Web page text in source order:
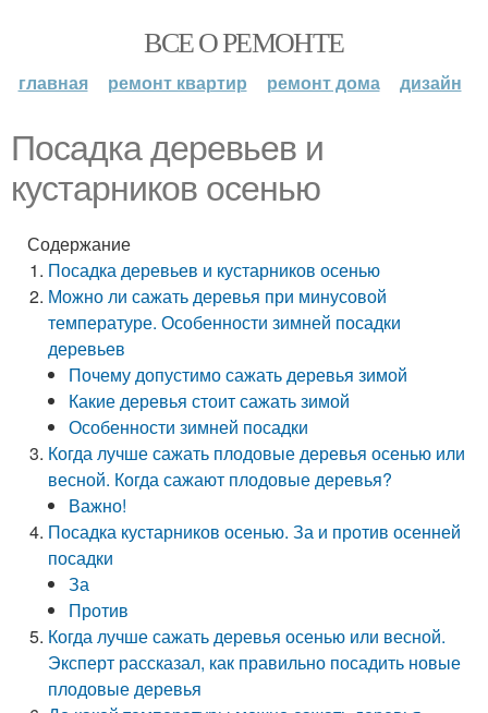
ВСЕ О РЕМОНТЕ
главная ремонт квартир ремонт дома дизайн
Посадка деревьев и
кустарников осенью
Содержание
Посадка деревьев и кустарников осенью
Можно ли сажать деревья при минусовой
температуре. Особенности зимней посадки
деревьев
Почему допустимо сажать деревья зимой
Какие деревья стоит сажать зимой
Особенности зимней посадки
Когда лучше сажать плодовые деревья осенью или
весной. Когда сажают плодовые деревья?
Важно!
Посадка кустарников осенью. За и против осенней
посадки
За
Против
Когда лучше сажать деревья осенью или весной.
Эксперт рассказал, как правильно посадить новые
плодовые деревья